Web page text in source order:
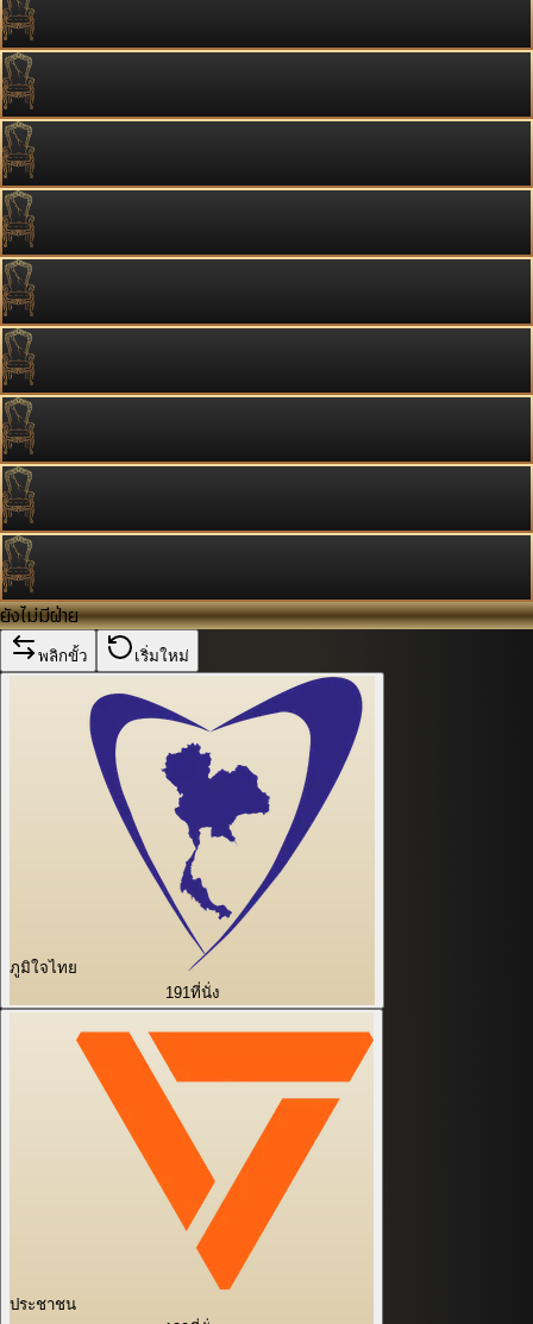
ยังไม่มีฝ่าย
พลิกขั้ว เริ่มใหม่
ภูมิใจไทย
191ที่นั่ง
ประชาชน